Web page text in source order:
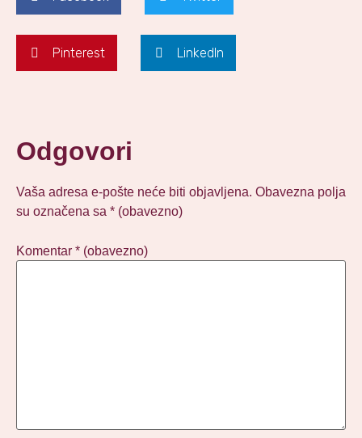
Pinterest LinkedIn
Odgovori
Vaša adresa e-pošte neće biti objavljena. Obavezna polja
su označena sa * (obavezno)
Komentar * (obavezno)